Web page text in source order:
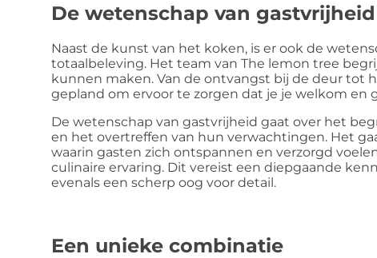
De wetenschap van gastvrijheid
Naast de kunst van het koken, is er ook de
totaalbeleving. Het team van The lemon tree
kunnen maken. Van de ontvangst bij de deur tot
gepland om ervoor te zorgen dat je je welkom en
De wetenschap van gastvrijheid gaat over het
en het overtreffen van hun verwachtingen. Het
waarin gasten zich ontspannen en verzorgd
culinaire ervaring. Dit vereist een diepgaande
evenals een scherp oog voor detail.
Een unieke combinatie